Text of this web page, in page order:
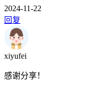
2024-11-22
回复
xiyufei
感谢分享！